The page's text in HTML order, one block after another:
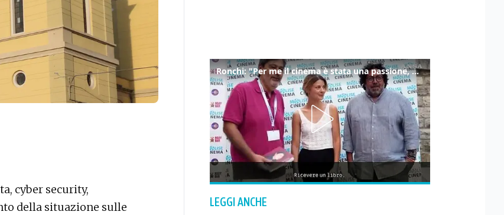
cyber security,
della situazione sulle
Ronchi: "Per me il cinema è stata una passione, monografia dedicata è un bel regalo"
LEGGI ANCHE